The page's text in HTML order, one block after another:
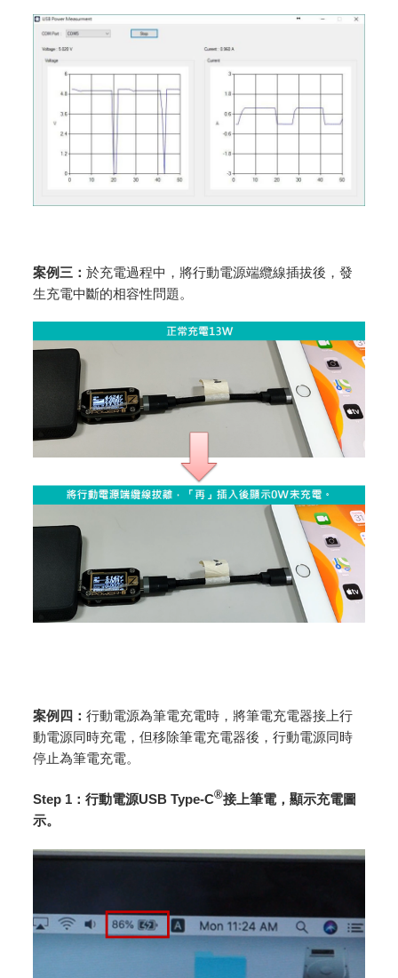
案例三：於充電過程中，將行動電源端纜線插拔後，發
生充電中斷的相容性問題。
案例四：行動電源為筆電充電時，將筆電充電器接上行
動電源同時充電，但移除筆電充電器後，行動電源同時
停止為筆電充電。
Step 1：行動電源USB Type-C®接上筆電，顯示充電圖
示。